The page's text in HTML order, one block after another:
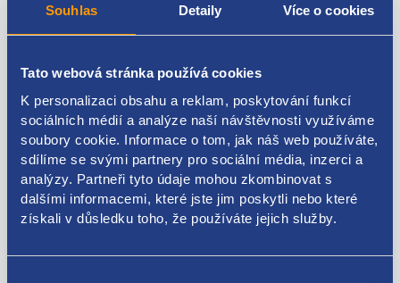
Souhlas Detaily Více o cookies
Tato webová stránka používá cookies
K personalizaci obsahu a reklam, poskytování funkcí
sociálních médií a analýze naší návštěvnosti využíváme
soubory cookie. Informace o tom, jak náš web používáte,
sdílíme se svými partnery pro sociální média, inzerci a
analýzy. Partneři tyto údaje mohou zkombinovat s
dalšími informacemi, které jste jim poskytli nebo které
získali v důsledku toho, že používáte jejich služby.
VAG originál: 2Q0721261D 2Q0721261A
Kódy produktu
2Q0721261D 2Q0721261A
Použitelné pro vozy